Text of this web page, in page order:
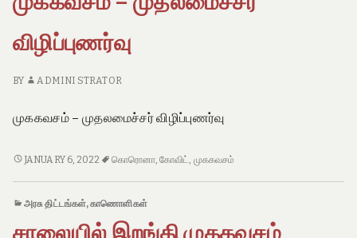
s
n
a
n
F
u
r
o
f
விழிப்புணர்வு
BY ADMINI STRATOR
முககவசம் – முதலமைச்சர் விழிப்புணர்வு
முககவசம்
விழிப்புணர்வு
JANUARY 6, 2022 கொரொனா,கோவிட், முககவசம்
அரசு திட்டங்கள்,காணொளிகள்